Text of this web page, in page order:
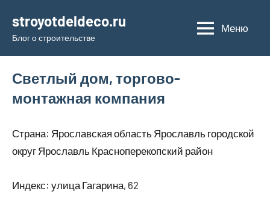
содержимому
stroyotdeldeco.ru
Блог о строительстве
Меню
Светлый дом, торгово-
монтажная компания
Страна: Ярославская область Ярославль городской
округ Ярославль Красноперекопский район
Индекс: улица Гагарина, 62